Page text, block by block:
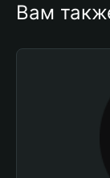
Вам